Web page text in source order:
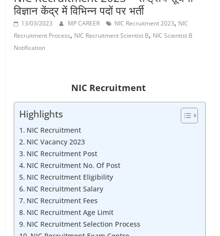
Vacancy
विज्ञान केंद्र में विभिन्न पदों पर भर्ती
13/03/2023 MP CAREER NIC Recruitment 2023, NIC
Recruitment Process, NIC Recruitment Scientist B, NIC Scientist B
Notification
NIC Recruitment
Highlights
NIC Recruitment
NIC Vacancy 2023
NIC Recruitment Post
NIC Recruitment No. Of Post
NIC Recruitment Eligibility
NIC Recruitment Salary
NIC Recruitment Fees
NIC Recruitment Age Limit
NIC Recruitment Selection Process